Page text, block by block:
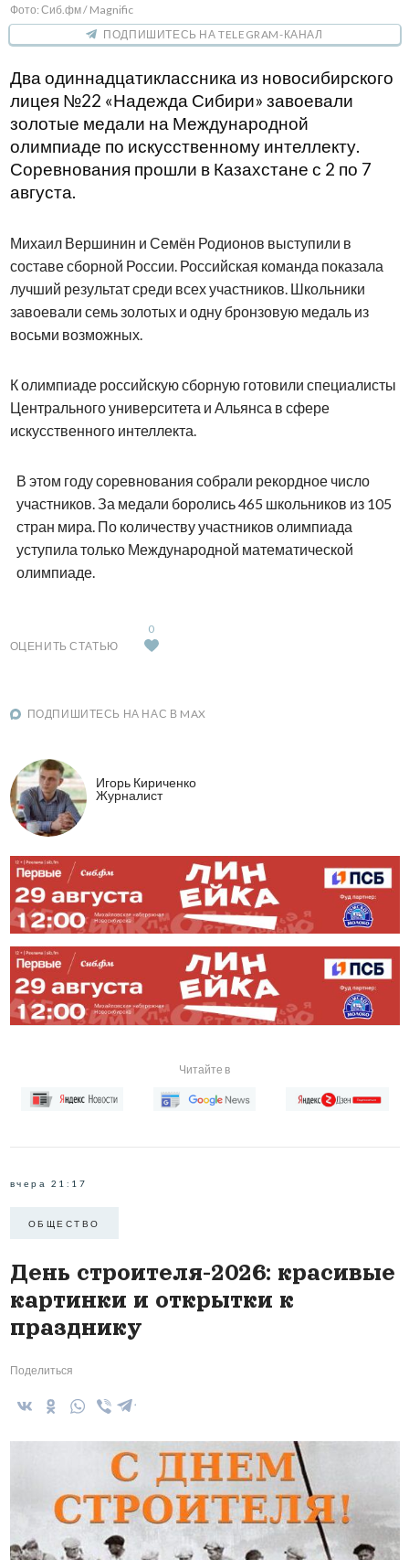
Фото: Сиб.фм / Magnific
ПОДПИШИТЕСЬ НА TELEGRAM-КАНАЛ
Два одиннадцатиклассника из новосибирского
лицея №22 «Надежда Сибири» завоевали
золотые медали на Международной
олимпиаде по искусственному интеллекту.
Соревнования прошли в Казахстане с 2 по 7
августа.
Михаил Вершинин и Семён Родионов выступили в
составе сборной России. Российская команда показала
лучший результат среди всех участников. Школьники
завоевали семь золотых и одну бронзовую медаль из
восьми возможных.
К олимпиаде российскую сборную готовили специалисты
Центрального университета и Альянса в сфере
искусственного интеллекта.
В этом году соревнования собрали рекордное число
участников. За медали боролись 465 школьников из 105
стран мира. По количеству участников олимпиада
уступила только Международной математической
олимпиаде.
ОЦЕНИТЬ СТАТЬЮ
0
ПОДПИШИТЕСЬ НА НАС В MAX
Игорь Кириченко
Журналист
Читайте в
вчера 21:17
ОБЩЕСТВО
День строителя-2026: красивые
картинки и открытки к
празднику
Поделиться